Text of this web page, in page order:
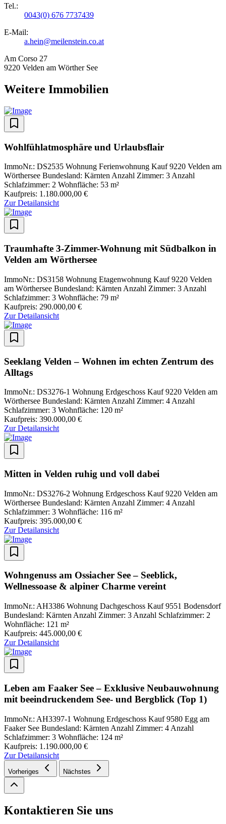
Tel.:
0043(0) 676 7737439
E-Mail:
a.hein@meilenstein.co.at
Am Corso 27
9220 Velden am Wörther See
Weitere Immobilien
Wohlfühlatmosphäre und Urlaubsflair
ImmoNr.: DS2535 Wohnung Ferienwohnung Kauf9220 Velden am
Wörthersee Bundesland: KärntenAnzahl Zimmer: 3Anzahl
Schlafzimmer: 2 Wohnfläche: 53 m²
Kaufpreis: 1.180.000,00 €
Zur Detailansicht
Traumhafte 3-Zimmer-Wohnung mit Südbalkon in
Velden am Wörthersee
ImmoNr.: DS3158 Wohnung Etagenwohnung Kauf9220 Velden
am Wörthersee Bundesland: Kärnten Anzahl Zimmer: 3 Anzahl
Schlafzimmer: 3 Wohnfläche: 79 m²
Kaufpreis: 290.000,00 €
Zur Detailansicht
Seeklang Velden – Wohnen im echten Zentrum des
Alltags
ImmoNr.: DS3276-1 Wohnung Erdgeschoss Kauf9220 Velden am
Wörthersee Bundesland: Kärnten Anzahl Zimmer: 4 Anzahl
Schlafzimmer: 3 Wohnfläche: 120 m²
Kaufpreis: 390.000,00 €
Zur Detailansicht
Mitten in Velden ruhig und voll dabei
ImmoNr.: DS3276-2 Wohnung Erdgeschoss Kauf9220 Velden am
Wörthersee Bundesland: Kärnten Anzahl Zimmer: 4 Anzahl
Schlafzimmer: 3 Wohnfläche: 116 m²
Kaufpreis: 395.000,00 €
Zur Detailansicht
Wohngenuss am Ossiacher See – Seeblick,
Wellnessoase & alpiner Charme vereint
ImmoNr.: AH3386 Wohnung Dachgeschoss Kauf9551 Bodensdorf
Bundesland: Kärnten Anzahl Zimmer: 3 Anzahl Schlafzimmer: 2
Wohnfläche: 121 m²
Kaufpreis: 445.000,00 €
Zur Detailansicht
Leben am Faaker See – Exklusive Neubauwohnung
mit beeindruckendem See- und Bergblick (Top 1)
ImmoNr.: AH3397-1 Wohnung Erdgeschoss Kauf9580 Egg am
Faaker See Bundesland: Kärnten Anzahl Zimmer: 4 Anzahl
Schlafzimmer: 3 Wohnfläche: 124 m²
Kaufpreis: 1.190.000,00 €
Zur Detailansicht
Vorheriges Nächstes
Kontaktieren Sie uns